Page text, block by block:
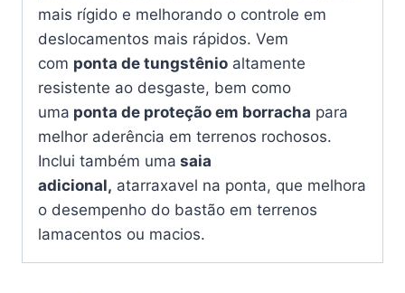
mais rígido e melhorando o controle em
deslocamentos mais rápidos. Vem
com ponta de tungstênio altamente
resistente ao desgaste, bem como
uma ponta de proteção em borracha para
melhor aderência em terrenos rochosos.
Inclui também uma saia
adicional, atarraxavel na ponta, que melhora
o desempenho do bastão em terrenos
lamacentos ou macios.